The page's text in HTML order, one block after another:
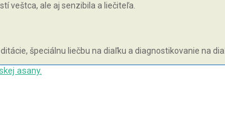
veštca, ale aj senzibila a liečiteľa.
špeciálnu liečbu na diaľku a diagnostikovanie na
asany.